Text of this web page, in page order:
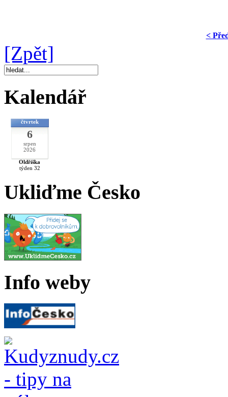
<
[Zpět]
Kalendář
čtvrtek
6
srpen
2026
Oldřiška
týden 32
Ukliďme Česko
Info weby